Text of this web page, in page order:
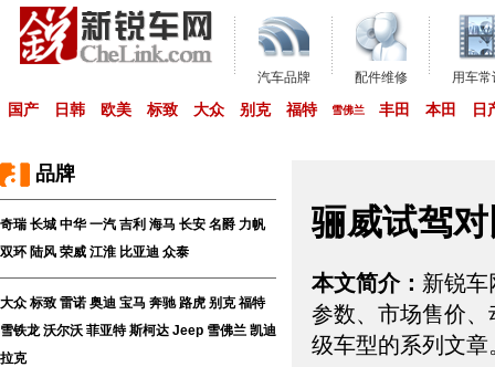
汽车品牌 配件维修 用车常
国产 日韩 欧美 标致 大众 别克 福特 雪佛兰 丰田 本田 日
品牌
奇瑞 长城 中华 一汽 吉利 海马 长安 名爵 力帆
双环 陆风 荣威 江淮 比亚迪 众泰
大众 标致 雷诺 奥迪 宝马 奔驰 路虎 别克 福特
雪铁龙 沃尔沃 菲亚特 斯柯达 Jeep 雪佛兰 凯迪
拉克
骊威试驾
本文简介： 新锐车
参数、市场售价
级车型的系列文章